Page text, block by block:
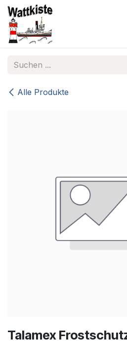
Zum Inhalt springen
Alle Produkte
Talamex